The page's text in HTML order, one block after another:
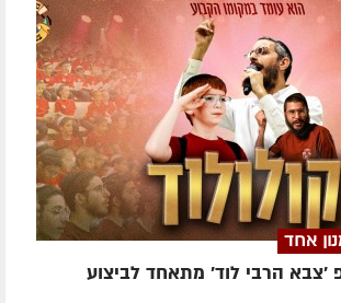
אחד
'צבא הרבי לוד' מתאחד לביצוע